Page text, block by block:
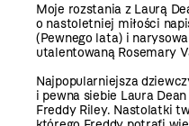
Moje rozstania z Laurą
o nastoletniej miłości
(Pewnego lata) i
utalentowaną Rosemary
Najpopularniejsza
i pewna siebie Laura
Freddy Riley. Nastolatki